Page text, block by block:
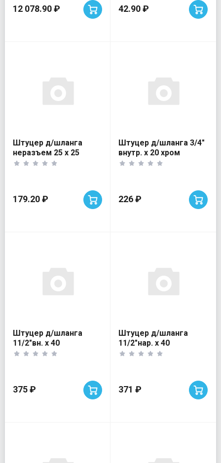
12 078.90 ₽ 42.90 ₽
Штуцер д/шланга
неразъем 25 х 25
179.20 ₽
Штуцер д/шланга 3/4"
внутр. х 20 хром
VALTEC
226 ₽
Штуцер д/шланга
11/2"вн. х 40
375 ₽
Штуцер д/шланга
11/2"нар. х 40
371 ₽